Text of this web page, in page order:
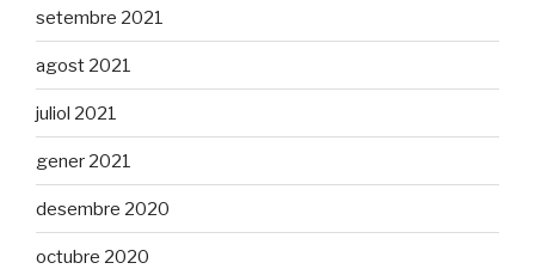
setembre 2021
agost 2021
juliol 2021
gener 2021
desembre 2020
octubre 2020